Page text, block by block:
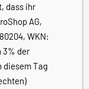
dass ihr
AG,
WKN:
3% der
Tag